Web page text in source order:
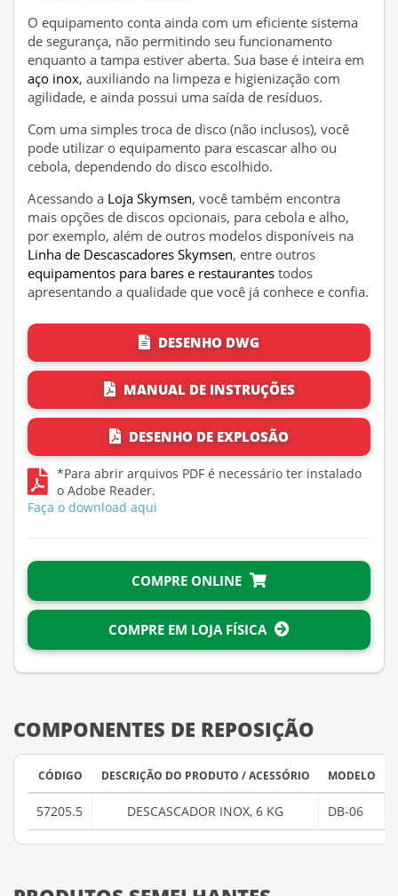
O equipamento conta ainda com um eficiente sistema
de segurança, não permitindo seu funcionamento
enquanto a tampa estiver aberta. Sua base é inteira em
aço inox, auxiliando na limpeza e higienização com
agilidade, e ainda possui uma saída de resíduos.
Com uma simples troca de disco (não inclusos), você
pode utilizar o equipamento para escascar alho ou
cebola, dependendo do disco escolhido.
Acessando a Loja Skymsen, você também encontra
mais opções de discos opcionais, para cebola e alho,
por exemplo, além de outros modelos disponíveis na
Linha de Descascadores Skymsen, entre outros
equipamentos para bares e restaurantes todos
apresentando a qualidade que você já conhece e confia.
DESENHO DWG
MANUAL DE INSTRUÇÕES
DESENHO DE EXPLOSÃO
*Para abrir arquivos PDF é necessário ter instalado
o Adobe Reader.
Faça o download aqui
COMPRE ONLINE
COMPRE EM LOJA FÍSICA
COMPONENTES DE REPOSIÇÃO
CÓDIGO DESCRIÇÃO DO PRODUTO / ACESSÓRIO MODELO
57205.5 DESCASCADOR INOX, 6 KG DB-06